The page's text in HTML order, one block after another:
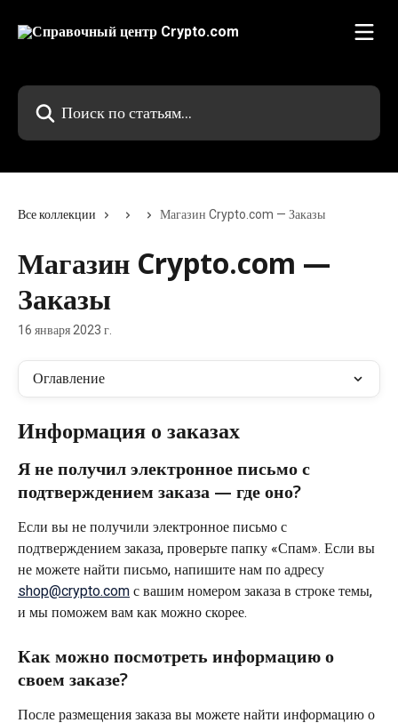
Поиск по статьям...
Все коллекции Магазин Crypto.com — Заказы
Магазин Crypto.com —
Заказы
16 января 2023 г.
Оглавление
Информация о заказах
Я не получил электронное письмо с
подтверждением заказа — где оно?
Если вы не получили электронное письмо с
подтверждением заказа, проверьте папку «Спам». Если вы
не можете найти письмо, напишите нам по адресу
shop@crypto.com с вашим номером заказа в строке темы,
и мы поможем вам как можно скорее.
Как можно посмотреть информацию о
своем заказе?
После размещения заказа вы можете найти информацию о